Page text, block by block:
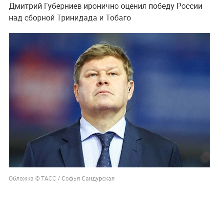
Дмитрий Губерниев иронично оценил победу России
над сборной Тринидада и Тобаго
Обложка © ТАСС / Софья Сандурская